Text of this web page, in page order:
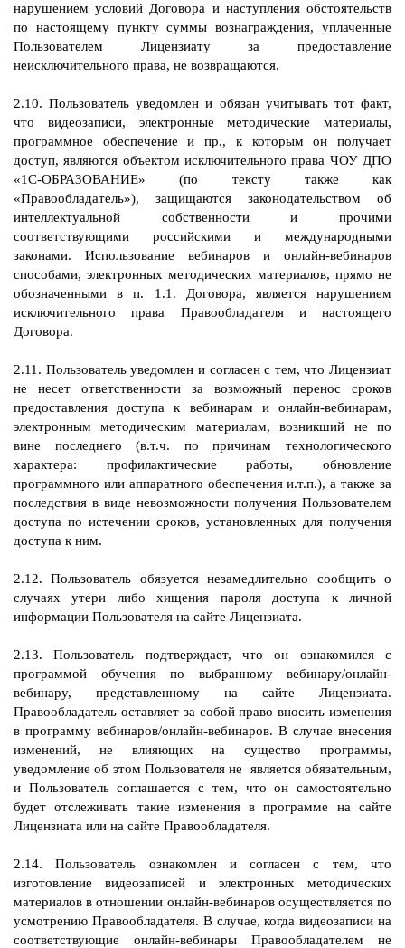
нарушением условий Договора и наступления обстоятельств
по настоящему пункту суммы вознаграждения, уплаченные
Пользователем Лицензиату за предоставление
неисключительного права, не возвращаются.
2.10. Пользователь уведомлен и обязан учитывать тот факт,
что видеозаписи, электронные методические материалы,
программное обеспечение и пр., к которым он получает
доступ, являются объектом исключительного права ЧОУ ДПО
«1С-ОБРАЗОВАНИЕ» (по тексту также как
«Правообладатель»), защищаются законодательством об
интеллектуальной собственности и прочими
соответствующими российскими и международными
законами. Использование вебинаров и онлайн-вебинаров
способами, электронных методических материалов, прямо не
обозначенными в п. 1.1. Договора, является нарушением
исключительного права Правообладателя и настоящего
Договора.
2.11. Пользователь уведомлен и согласен с тем, что Лицензиат
не несет ответственности за возможный перенос сроков
предоставления доступа к вебинарам и онлайн-вебинарам,
электронным методическим материалам, возникший не по
вине последнего (в.т.ч. по причинам технологического
характера: профилактические работы, обновление
программного или аппаратного обеспечения и.т.п.), а также за
последствия в виде невозможности получения Пользователем
доступа по истечении сроков, установленных для получения
доступа к ним.
2.12. Пользователь обязуется незамедлительно сообщить о
случаях утери либо хищения пароля доступа к личной
информации Пользователя на сайте Лицензиата.
2.13. Пользователь подтверждает, что он ознакомился с
программой обучения по выбранному вебинару/онлайн-
вебинару, представленному на сайте Лицензиата.
Правообладатель оставляет за собой право вносить изменения
в программу вебинаров/онлайн-вебинаров. В случае внесения
изменений, не влияющих на существо программы,
уведомление об этом Пользователя не является обязательным,
и Пользователь соглашается с тем, что он самостоятельно
будет отслеживать такие изменения в программе на сайте
Лицензиата или на сайте Правообладателя.
2.14. Пользователь ознакомлен и согласен с тем, что
изготовление видеозаписей и электронных методических
материалов в отношении онлайн-вебинаров осуществляется по
усмотрению Правообладателя. В случае, когда видеозаписи на
соответствующие онлайн-вебинары Правообладателем не